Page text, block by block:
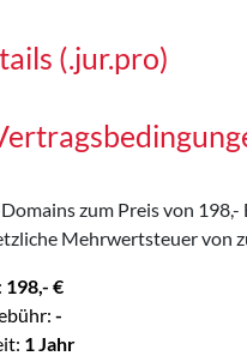
(.jur.pro)
zum Preis von
Mehrwertsteuer von
198,- €
-
1 Jahr